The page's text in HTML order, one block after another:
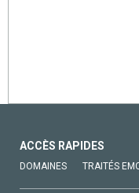
ACCÈS RAPIDES
DOMAINES TRAITÉS